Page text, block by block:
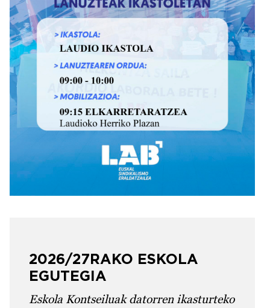
2026/27RAKO ESKOLA
EGUTEGIA
Eskola Kontseiluak datorren ikasturteko